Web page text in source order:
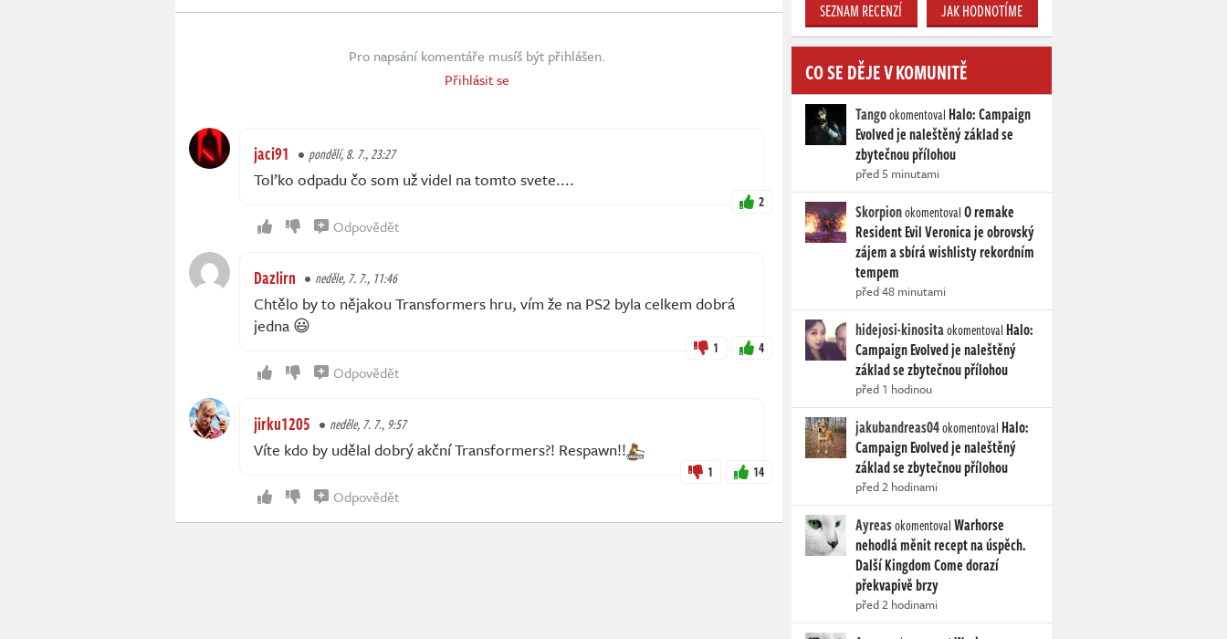
Pro napsání komentáře musíš být přihlášen.
Přihlásit se
jaci91 pondělí, 8. 7., 23:27
Toľko odpadu čo som už videl na tomto svete....
2
Odpovědět
Dazlirn neděle, 7. 7., 11:46
Chtělo by to nějakou Transformers hru, vím že na PS2 byla celkem dobrá
jedna 😃
1 4
Odpovědět
jirku1205 neděle, 7. 7., 9:57
Víte kdo by udělal dobrý akční Transformers?! Respawn!!
1 14
Odpovědět
SEZNAM RECENZÍ JAK HODNOTÍME
CO SE DĚJE V KOMUNITĚ
Tangookomentoval Halo: Campaign
Evolved je naleštěný základ se
zbytečnou přílohou
před 5 minutami
SkorpionokomentovalO remake
Resident Evil Veronica je obrovský
zájem a sbírá wishlisty rekordním
tempem
před 48 minutami
hidejosi-kinositaokomentoval Halo:
Campaign Evolved je naleštěný
základ se zbytečnou přílohou
před 1 hodinou
jakubandreas04okomentoval Halo:
Campaign Evolved je naleštěný
základ se zbytečnou přílohou
před 2 hodinami
AyreasokomentovalWarhorse
nehodlá měnit recept na úspěch.
Další Kingdom Come dorazí
překvapivě brzy
před 2 hodinami